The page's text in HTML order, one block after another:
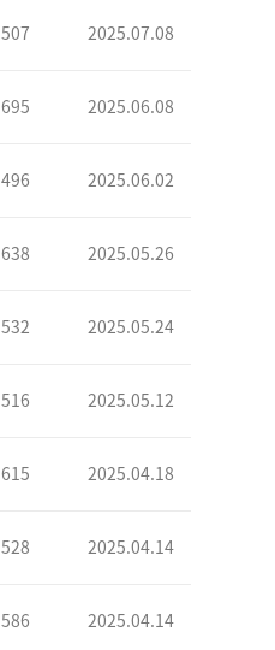
507 2025.07.08
695 2025.06.08
496 2025.06.02
638 2025.05.26
532 2025.05.24
516 2025.05.12
615 2025.04.18
528 2025.04.14
586 2025.04.14